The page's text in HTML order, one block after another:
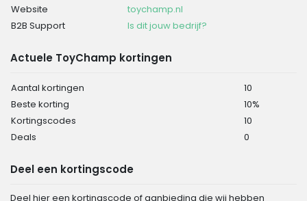
Website
toychamp.nl
B2B Support
Is dit jouw bedrijf?
Actuele ToyChamp kortingen
Aantal kortingen
10
Beste korting
10%
Kortingscodes
10
Deals
0
Deel een kortingscode
Deel hier een kortingscode of aanbieding die wij hebben